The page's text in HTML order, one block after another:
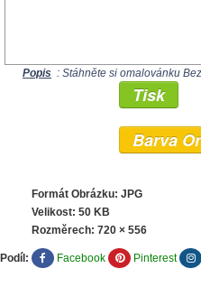
Popis : Stáhněte si omalovánku
Tisk
Barva
Formát Obrázku: JPG
Velikost: 50 KB
Rozměrech: 720 × 556
Podíl: Facebook Pinterest